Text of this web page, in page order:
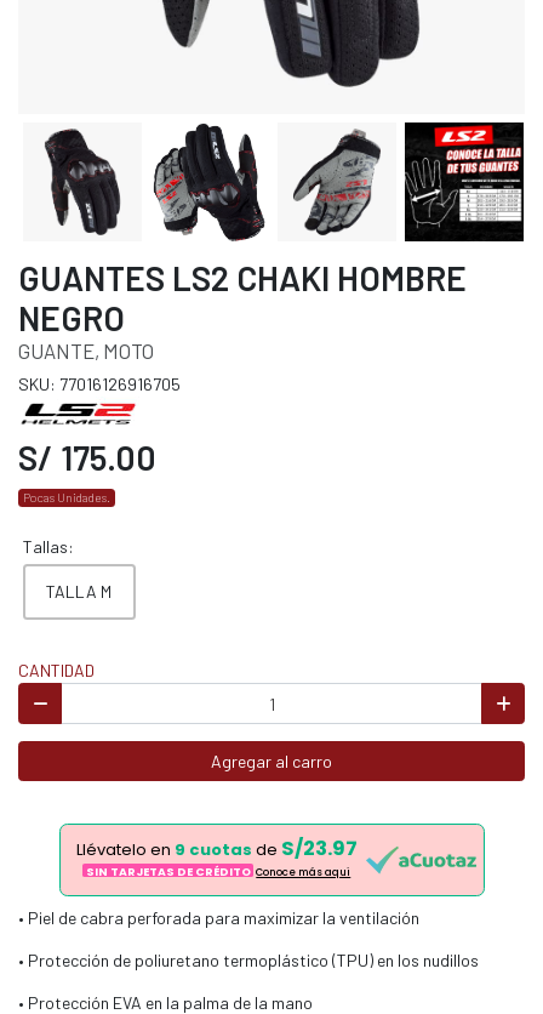
GUANTES LS2 CHAKI HOMBRE
NEGRO
GUANTE, MOTO
SKU: 77016126916705
S/ 175.00
Pocas Unidades.
Tallas:
TALLA M
CANTIDAD
Agregar al carro
Llévatelo en 9 cuotas de S/23.97
SIN TARJETAS DE CRÉDITO Conoce más aqui
• Piel de cabra perforada para maximizar la ventilación
• Protección de poliuretano termoplástico (TPU) en los nudillos
• Protección EVA en la palma de la mano